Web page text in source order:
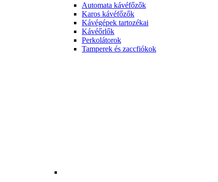
Automata kávéfőzők
Karos kávéfőzők
Kávégépek tartozékai
Kávéőrlők
Perkolátorok
Tamperek és zaccfiókok